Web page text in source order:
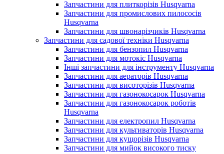
Запчастини для плиткорізів Husqvarna
Запчастини для промислових пилососів
Husqvarna
Запчастини для швонарізчиків Husqvarna
Запчастини для садової техніки Husqvarna
Запчастини для бензопил Husqvarna
Запчастини для мотокіс Husqvarna
Інші запчастини для інструменту Husqvarna
Запчастини для аераторів Husqvarna
Запчастини для висоторізів Husqvarna
Запчастини для газонокосарок Husqvarna
Запчастини для газонокосарок роботів
Husqvarna
Запчастини для електропил Husqvarna
Запчастини для культиваторів Husqvarna
Запчастини для кущорізів Husqvarna
Запчастини для мийок високого тиску